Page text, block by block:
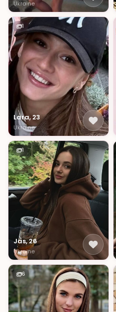
Ukraine
1
Lara, 23
Ukraine
1
Jas, 26
Ukraine
6